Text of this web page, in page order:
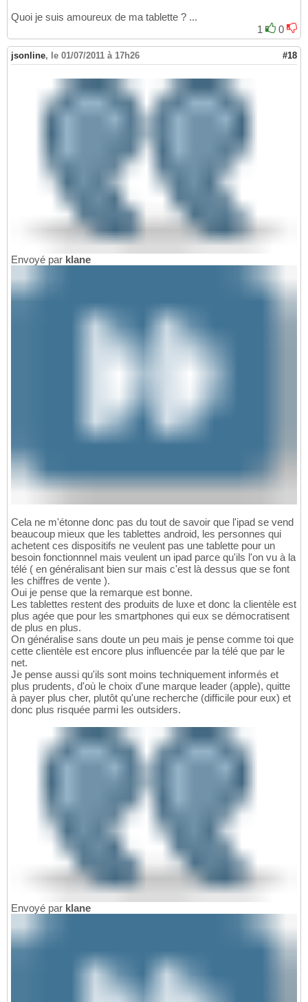
Quoi je suis amoureux de ma tablette ? ...
1
0
jsonline, le 01/07/2011 à 17h26 #18
Envoyé par klane
Cela ne m'étonne donc pas du tout de savoir que l'ipad se vend
beaucoup mieux que les tablettes android, les personnes qui
achetent ces dispositifs ne veulent pas une tablette pour un
besoin fonctionnnel mais veulent un ipad parce qu'ils l'on vu à la
télé ( en généralisant bien sur mais c'est là dessus que se font
les chiffres de vente ).
Oui je pense que la remarque est bonne.
Les tablettes restent des produits de luxe et donc la clientèle est
plus agée que pour les smartphones qui eux se démocratisent
de plus en plus.
On généralise sans doute un peu mais je pense comme toi que
cette clientèle est encore plus influencée par la télé que par le
net.
Je pense aussi qu'ils sont moins techniquement informés et
plus prudents, d'où le choix d'une marque leader (apple), quitte
à payer plus cher, plutôt qu'une recherche (difficile pour eux) et
donc plus risquée parmi les outsiders.
Envoyé par klane